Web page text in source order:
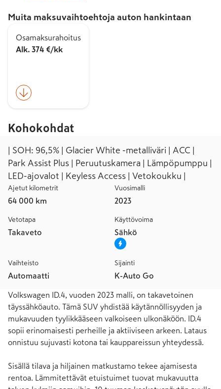
Muita maksuvaihtoehtoja auton hankintaan
Osamaksurahoitus
Alk. 374 €/kk
Kohokohdat
| SOH: 96,5% | Glacier White -metalliväri | ACC |
Park Assist Plus | Peruutuskamera | Lämpöpumppu |
LED-ajovalot | Keyless Access | Vetokoukku |
Ajetut kilometrit
64 000 km
Vuosimalli
2023
Vetotapa
Takaveto
Käyttövoima
Sähkö
Vaihteisto
Automaatti
Sijainti
K-Auto Go
Volkswagen ID.4, vuoden 2023 malli, on takavetoinen
täyssähköauto. Tämä SUV yhdistää käytännöllisyyden ja
mukavuuden tyylikkääseen valkoiseen ulkonäköön. ID.4
sopii erinomaisesti perheille ja aktiiviseen arkeen. Lataus
onnistuu sujuvasti kotona tai kauppareissun yhteydessä.
Sisällä tilava ja hiljainen matkustamo tekee ajamisesta
rentoa. Lämmitettävät etuistuimet tuovat mukavuutta